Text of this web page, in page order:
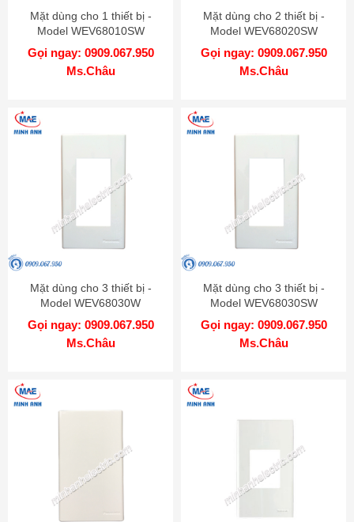
Mặt dùng cho 1 thiết bị -
Model WEV68010SW
Gọi ngay: 0909.067.950
Ms.Châu
Mặt dùng cho 2 thiết bị -
Model WEV68020SW
Gọi ngay: 0909.067.950
Ms.Châu
Mặt dùng cho 3 thiết bị -
Model WEV68030W
Gọi ngay: 0909.067.950
Ms.Châu
Mặt dùng cho 3 thiết bị -
Model WEV68030SW
Gọi ngay: 0909.067.950
Ms.Châu